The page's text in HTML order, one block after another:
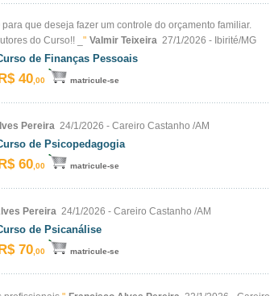
para que deseja fazer um controle do orçamento familiar.
do Curso!! _ " Valmir Teixeira 27/1/2026 - Ibirité/MG
de Finanças Pessoais
40 ,00 matricule-se
Pereira 24/1/2026 - Careiro Castanho /AM
de Psicopedagogia
60 ,00 matricule-se
Pereira 24/1/2026 - Careiro Castanho /AM
de Psicanálise
70 ,00 matricule-se